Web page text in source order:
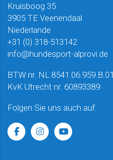
Kruisboog 35
3905 TE Veenendaal
Niederlande
+31 (0) 318-513142
info@hundesport-alprovi.de
BTW nr. NL 8541.06.959.B.01
KvK Utrecht nr. 60893389
Folgen Sie uns auch auf: